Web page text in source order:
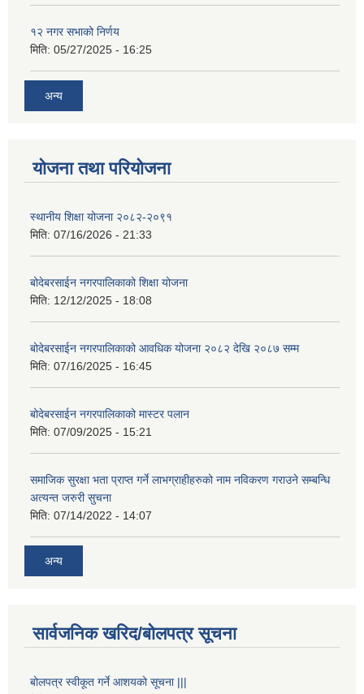
१२ नगर सभाको निर्णय
मिति: 05/27/2025 - 16:25
अन्य
योजना तथा परियोजना
स्थानीय शिक्षा योजना २०८२-२०९१
मिति: 07/16/2026 - 21:33
बोदेबरसाईन नगरपालिकाको शिक्षा योजना
मिति: 12/12/2025 - 18:08
बोदेबरसाईन नगरपालिकाको आवधिक योजना २०८२ देखि २०८७ सम्म
मिति: 07/16/2025 - 16:45
बोदेबरसाईन नगरपालिकाको मास्टर पलान
मिति: 07/09/2025 - 15:21
समाजिक सुरक्षा भता प्राप्त गर्ने लाभग्राहीहरुको नाम नविकरण गराउने सम्बन्धि
अत्यन्त जरुरी सुचना
मिति: 07/14/2022 - 14:07
अन्य
सार्वजनिक खरिद/बोलपत्र सूचना
बोलपत्र स्वीकूत गर्ने आशयको सूचना |||